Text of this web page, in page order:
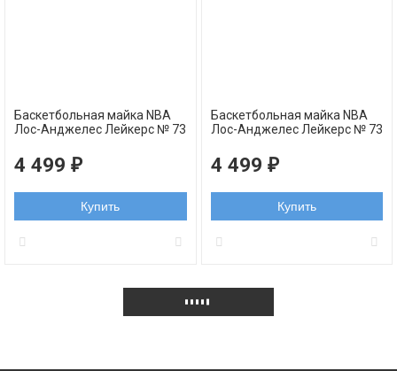
Баскетбольная майка NBA
Лос-Анджелес Лейкерс № 73
swingman RETRO
4 499 ₽
Купить
Баскетбольная майка NBA
Лос-Анджелес Лейкерс № 73
swingman RETRO
4 499 ₽
Купить